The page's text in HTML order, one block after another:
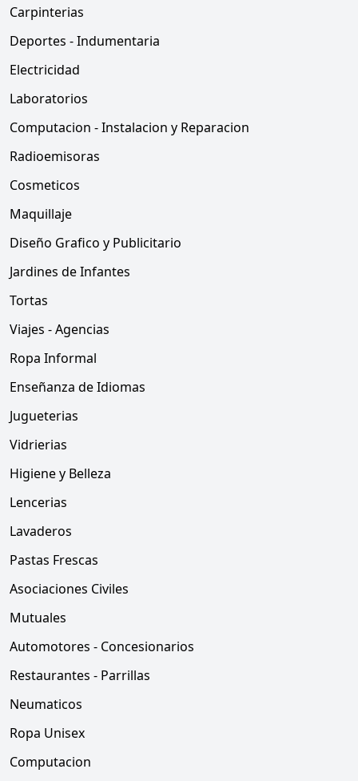
Carpinterias
Deportes - Indumentaria
Electricidad
Laboratorios
Computacion - Instalacion y Reparacion
Radioemisoras
Cosmeticos
Maquillaje
Diseño Grafico y Publicitario
Jardines de Infantes
Tortas
Viajes - Agencias
Ropa Informal
Enseñanza de Idiomas
Jugueterias
Vidrierias
Higiene y Belleza
Lencerias
Lavaderos
Pastas Frescas
Asociaciones Civiles
Mutuales
Automotores - Concesionarios
Restaurantes - Parrillas
Neumaticos
Ropa Unisex
Computacion